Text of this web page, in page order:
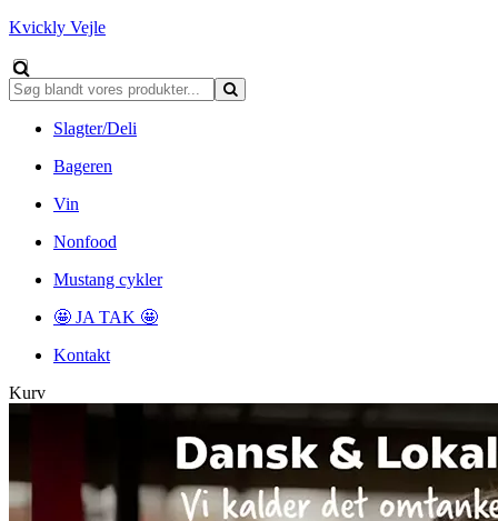
Kvickly Vejle
Slagter/Deli
Bageren
Vin
Nonfood
Mustang cykler
🤩 JA TAK 🤩
Kontakt
Kurv